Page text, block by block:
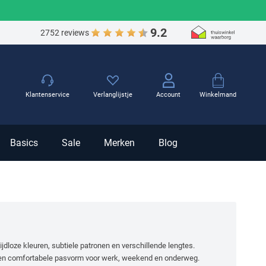
2752 reviews 9.2
Winkelmand
Basics Sale Merken Blog
Klantenservice Verlanglijstje Account
kleuren, subtiele patronen en verschillende lengtes.
comfortabele pasvorm voor werk, weekend en onderweg.